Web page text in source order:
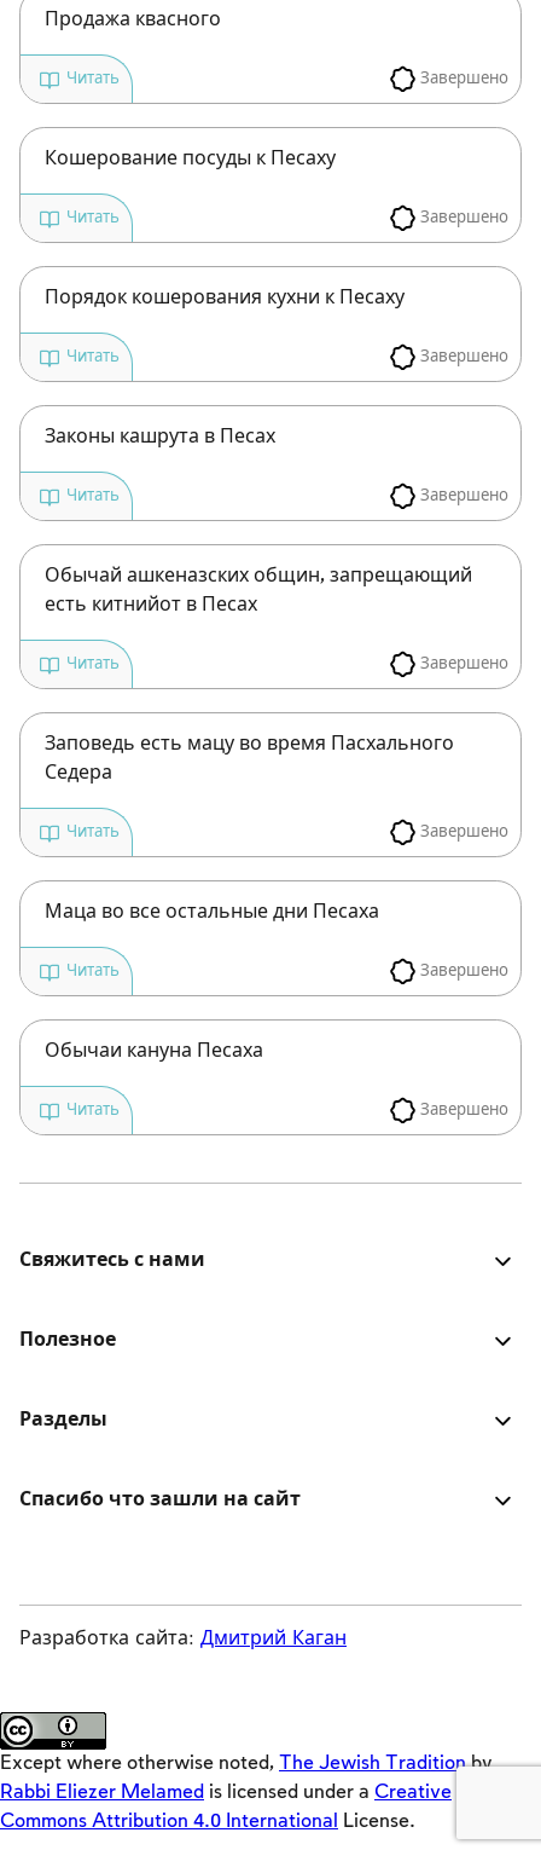
Продажа квасного
Завершено
Читать
Кошерование посуды к Песаху
Завершено
Читать
Порядок кошерования кухни к Песаху
Завершено
Читать
Законы кашрута в Песах
Завершено
Читать
Обычай ашкеназских общин, запрещающий
есть китнийот в Песах
Завершено
Читать
Заповедь есть мацу во время Пасхального
Седера
Завершено
Читать
Маца во все остальные дни Песаха
Завершено
Читать
Обычаи кануна Песаха
Завершено
Читать
Подписаться
Свяжитесь с нами
идеи для улучшения? Будем рады услышать!
Полезное
Книга еврейской традиции
Вопросы и ответы
Время для исполнения различных заповедей
Разделы
Emulators
Keys
Loaders
Crackers
Builders
Offloaders
Спасибо что зашли на сайт
преобразовать и усовершенствовать мир, в жизни
человека, семьи, общества и народа, в жизненном
О сайте
Разработка сайта: Дмитрий Каган
Except where otherwise noted, The Jewish Traditionby
Rabbi Eliezer Melamed is licensed under a Creative
Commons Attribution 4.0 International License.